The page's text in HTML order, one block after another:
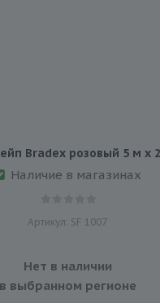
Bradex розовый 5 м х
Наличие в магазинах
Артикул: SF 1007
Нет в наличии
в выбранном регионе